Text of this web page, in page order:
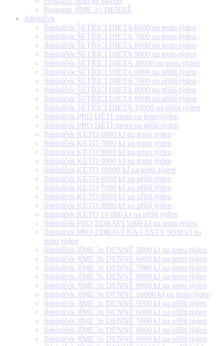
Program: JÍME 3× DENNĚ
Jídelníček
Jídelníček ŠETŘÍCÍ DIETA 6000 na tento týden
Jídelníček ŠETŘÍCÍ DIETA 7000 na tento týden
Jídelníček ŠETŘÍCÍ DIETA 8000 na tento týden
Jídelníček ŠETŘÍCÍ DIETA 9000 na tento týden
Jídelníček ŠETŘÍCÍ DIETA 10000 na tento týden
Jídelníček ŠETŘÍCÍ DIETA 6000 na příští týden
Jídelníček ŠETŘÍCÍ DIETA 7000 na příští týden
Jídelníček ŠETŘÍCÍ DIETA 8000 na příští týden
Jídelníček ŠETŘÍCÍ DIETA 9000 na příští týden
Jídelníček ŠETŘÍCÍ DIETA 10000 na příští týden
Jídelníček PRO DĚTI menu na tento týden
Jídelníček PRO DĚTI menu na příští týden
Jídelníček KETO 6000 kJ na tento týden
Jídelníček KETO 7000 kJ na tento týden
Jídelníček KETO 8000 kJ na tento týden
Jídelníček KETO 9000 kJ na tento týden
Jídelníček KETO 10000 kJ na tento týden
Jídelníček KETO 6000 kJ na příští týden
Jídelníček KETO 7000 kJ na příští týden
Jídelníček KETO 8000 kJ na příští týden
Jídelníček KETO 9000 kJ na příští týden
Jídelníček KETO 10 000 kJ na příští týden
Jídelníček PRO ZDRAVÍ 5000 kJ na tento týden
Jídelníček PRO ZDRAVÍ NA CESTY 5000 kJ na
tento týden
Jídelníček JÍME 3x DENNĚ 5000 kJ na tento týden
Jídelníček JÍME 3x DENNĚ 6000 kJ na tento týden
Jídelníček JÍME 3x DENNĚ 7000 kJ na tento týden
Jídelníček JÍME 3x DENNĚ 8000 kJ na tento týden
Jídelníček JÍME 3x DENNĚ 9000 kJ na tento týden
Jídelníček JÍME 3x DENNĚ 10000 kJ na tento týden
Jídelníček JÍME 3x DENNĚ 5000 kJ na příští týden
Jídelníček JÍME 3x DENNĚ 6000 kJ na příští týden
Jídelníček JÍME 3x DENNĚ 7000 kJ na příští týden
Jídelníček JÍME 3x DENNĚ 8000 kJ na příští týden
Jídelníček JÍME 3x DENNĚ 9000 kJ na příští týden